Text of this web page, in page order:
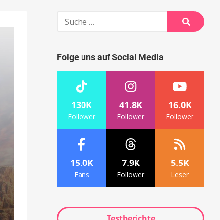
Suche
Suche
Folge uns auf Social Media
130K
Follower
41.8K
Follower
16.0K
Follower
15.0K
Fans
7.9K
Follower
5.5K
Leser